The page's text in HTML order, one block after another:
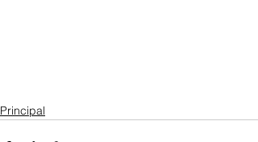
Principal